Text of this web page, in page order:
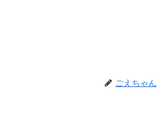
ごえちゃん